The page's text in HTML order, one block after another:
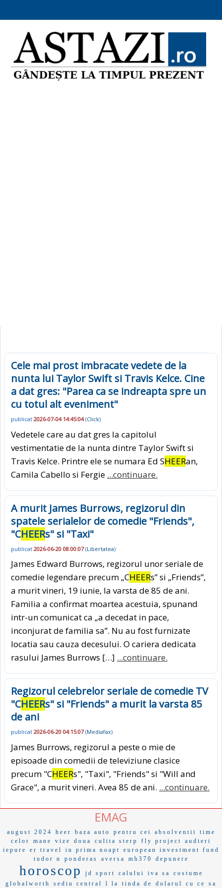
Cele mai prost imbracate vedete de la
nunta lui Taylor Swift si Travis Kelce. Cine
a dat gres: "Parea ca se indreapta spre un
cu totul alt eveniment"
publicat 2026-07-04 14:45:04(Click)
Vedetele care au dat gres la capitolul
vestimentatie de la nunta dintre Taylor Swift si
Travis Kelce. Printre ele se numara Ed SHEERan,
Camila Cabello si Fergie ...continuare.
A murit James Burrows, regizorul din
spatele serialelor de comedie "Friends",
"CHEERs" si "Taxi"
publicat 2026-06-20 08:00:07(Libertatea)
James Edward Burrows, regizorul unor seriale de
comedie legendare precum „CHEERs” si „Friends”,
a murit vineri, 19 iunie, la varsta de 85 de ani.
Familia a confirmat moartea acestuia, spunand
intr-un comunicat ca „a decedat in pace,
inconjurat de familia sa”. Nu au fost furnizate
locatia sau cauza decesului. O cariera dedicata
rasului James Burrows […] ...continuare.
Regizorul celebrelor seriale de comedie TV
"CHEERs" si "Friends" a murit la varsta 85
de ani
publicat 2026-06-20 04:15:07(Mediafax)
James Burrows, regizorul a peste o mie de
episoade din comedii de televiziune clasice
precum "CHEERs", "Taxi", "Friends" si "Will and
Grace", a murit vineri. Avea 85 de ani. ...continuare.
EMAG
august 2024 heer baza auto pentru cei absolventii
time
celor
mane vize doua culita sterp fly project
audieri
iepure
er travel in prima noapt
european investment fund
tudor n
ponderas aversa mh370 depunere
horoscop jd sport calului iva sa
costume
globalworth
sediu central l la tinda de dolarul cu ce sa